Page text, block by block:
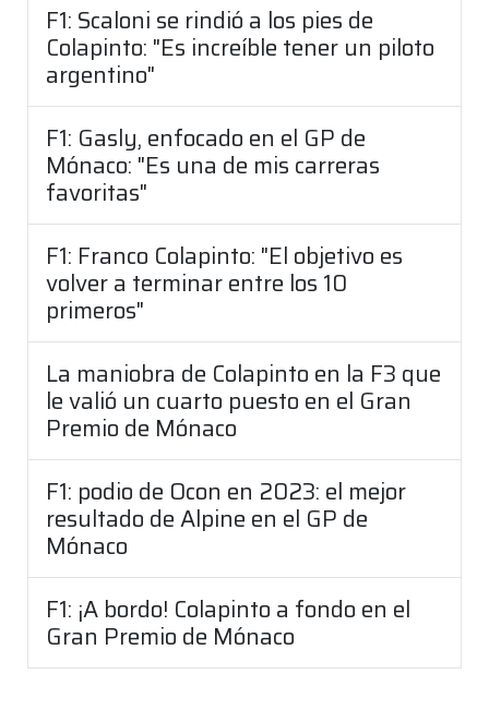
F1: Scaloni se rindió a los pies de
Colapinto: "Es increíble tener un piloto
argentino"
F1: Gasly, enfocado en el GP de
Mónaco: "Es una de mis carreras
favoritas"
F1: Franco Colapinto: "El objetivo es
volver a terminar entre los 10
primeros"
La maniobra de Colapinto en la F3 que
le valió un cuarto puesto en el Gran
Premio de Mónaco
F1: podio de Ocon en 2023: el mejor
resultado de Alpine en el GP de
Mónaco
F1: ¡A bordo! Colapinto a fondo en el
Gran Premio de Mónaco